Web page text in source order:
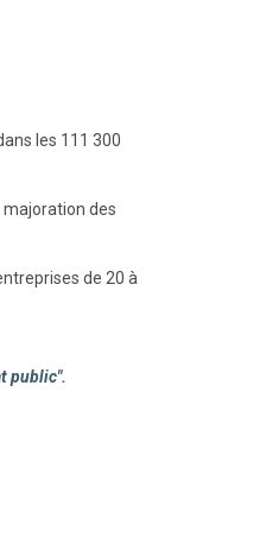
les 111 300
majoration des
de 20 à
public".